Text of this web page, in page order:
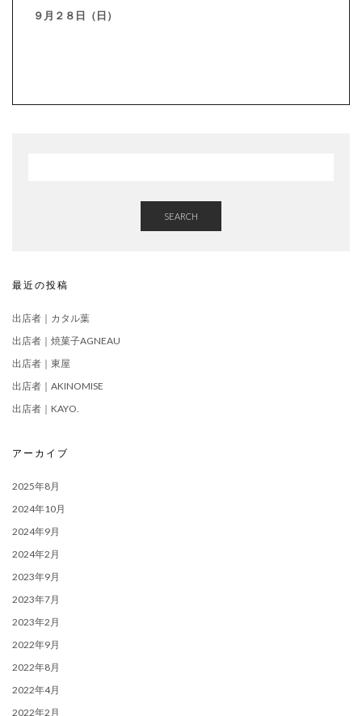
９月２８日（日）
SEARCH
最近の投稿
出店者｜カタル葉
出店者｜焼菓子AGNEAU
出店者｜東屋
出店者｜AKINOMISE
出店者｜KAYO.
アーカイブ
2025年8月
2024年10月
2024年9月
2024年2月
2023年9月
2023年7月
2023年2月
2022年9月
2022年8月
2022年4月
2022年2月